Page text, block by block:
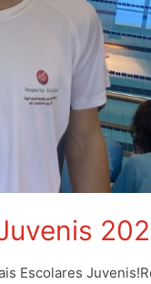
Escolares